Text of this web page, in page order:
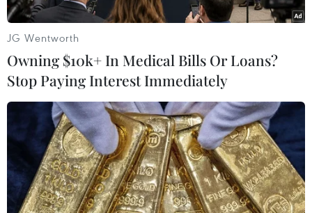
Lễ trao giải năm nay được tổ chức nhân dịp 100 năm Ngày Báo
chí Cách mạng Việt Nam, có chương trình nghệ thuật công
phu, hoành tráng, vinh danh những chiến sỹ trên mặt trận thông
tin. (Ảnh: Hoài Nam/Vietnam+)
JG Wentworth
Owning $10k+ In Medical Bills Or Loans?
Stop Paying Interest Immediately